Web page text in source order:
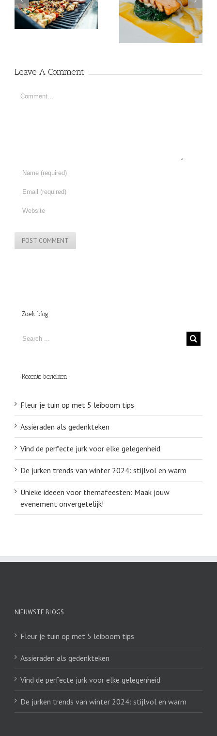
Heerlijk eten in
restaurant Scheveningen
Taart voor een stijlvol
kinderfeestje? Top 15
gezonde traktaties voor
kinderverjaardagen!
Leave A Comment
Comment
Zoek blog
Recente berichten
Fleur je tuin op met 5 leiboom tips
Assieraden als gedenkteken
Vind de perfecte jurk voor elke gelegenheid
De jurken trends van winter 2024: stijlvol en warm
Unieke ideeën voor themafeesten: Maak jouw
evenement onvergetelijk!
NIEUWSTE BLOGS
Fleur je tuin op met 5 leiboom tips
Assieraden als gedenkteken
Vind de perfecte jurk voor elke gelegenheid
De jurken trends van winter 2024: stijlvol en warm